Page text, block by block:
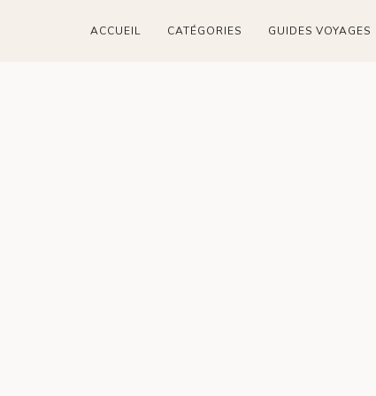
ACCUEIL CATÉGORIES GUIDES VOYAGES